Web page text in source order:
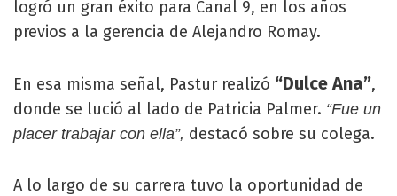
logró un gran éxito para Canal 9, en los años
previos a la gerencia de Alejandro Romay.
En esa misma señal, Pastur realizó “Dulce Ana”,
donde se lució al lado de Patricia Palmer. “Fue un
placer trabajar con ella”, destacó sobre su colega.
A lo largo de su carrera tuvo la oportunidad de